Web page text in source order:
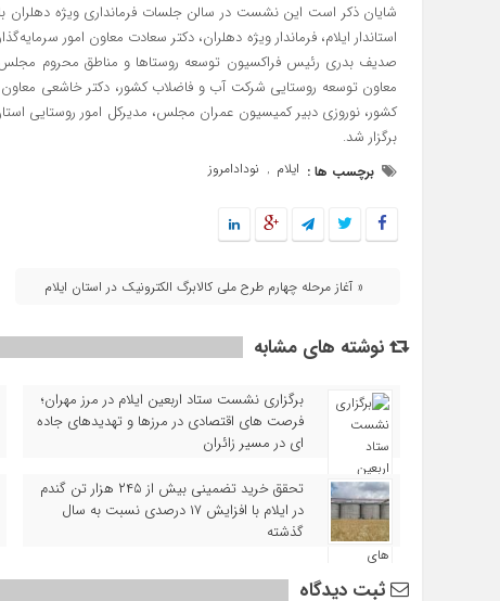
شایان ذکر است این نشست در سالن جلسات فرمانداری ویژه دهلران
استاندار ایلام، فرماندار ویژه دهلران، دکتر سعادت معاون امور
صدیف بدری رئیس فراکسیون توسعه روستاها و مناطق محروم مجلس،
معاون توسعه روستایی شرکت آب و فاضلاب کشور، دکتر خاشعی معاون
کشور، نوروزی دبیر کمیسیون عمران مجلس، مدیرکل امور روستایی
برگزار شد.
برچسب ها : ایلام , نودادامروز
« آغاز مرحله چهارم طرح ملی کالابرگ الکترونیک در استان ایلام
نوشته های مشابه
برگزاری نشست ستاد اربعین ایلام در مرز مهران؛
فرصت‌ های اقتصادی در مرزها و تهدیدهای جاده‌
ای در مسیر زائران
تحقق خرید تضمینی بیش از ۲۴۵ هزار تن گندم
در ایلام با افزایش ۱۷ درصدی نسبت به سال
گذشته
ثبت دیدگاه